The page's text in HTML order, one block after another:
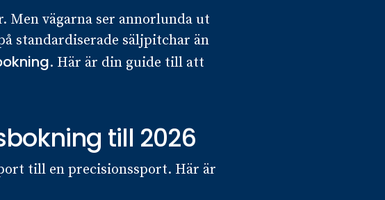
vägarna ser annorlunda ut
standardiserade säljpitchar än
. Här är din guide till att
till 2026
till en precisionssport. Här är